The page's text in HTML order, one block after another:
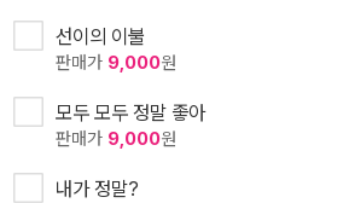
선이의 이불
판매가 9,000원
모두 모두 정말 좋아
판매가 9,000원
내가 정말?